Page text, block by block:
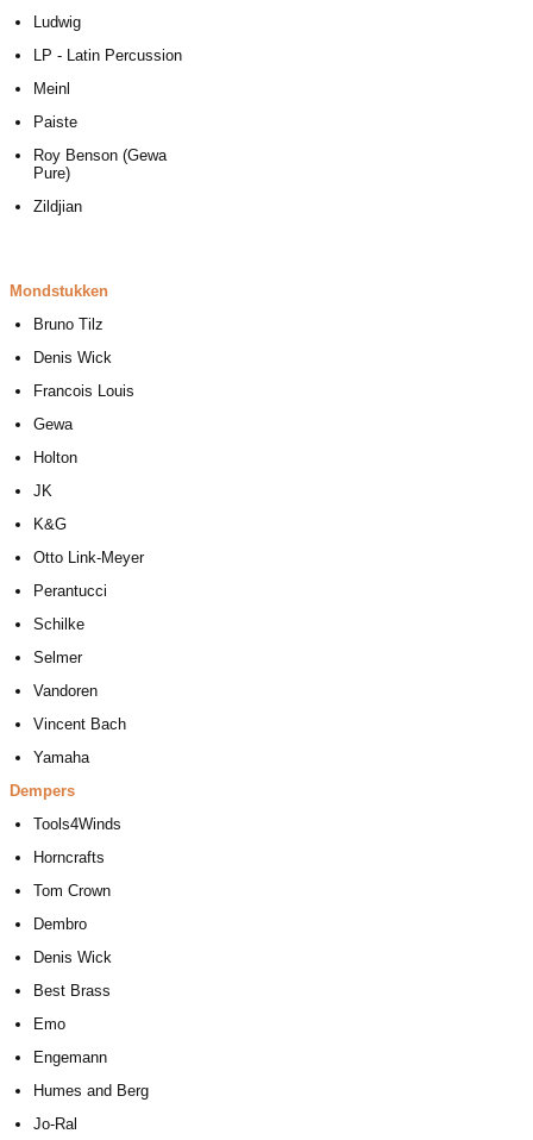
Ludwig
LP - Latin Percussion
Meinl
Paiste
Roy Benson (Gewa
Pure)
Zildjian
Mondstukken
Bruno Tilz
Denis Wick
Francois Louis
Gewa
Holton
JK
K&G
Otto Link-Meyer
Perantucci
Schilke
Selmer
Vandoren
Vincent Bach
Yamaha
Dempers
Tools4Winds
Horncrafts
Tom Crown
Dembro
Denis Wick
Best Brass
Emo
Engemann
Humes and Berg
Jo-Ral